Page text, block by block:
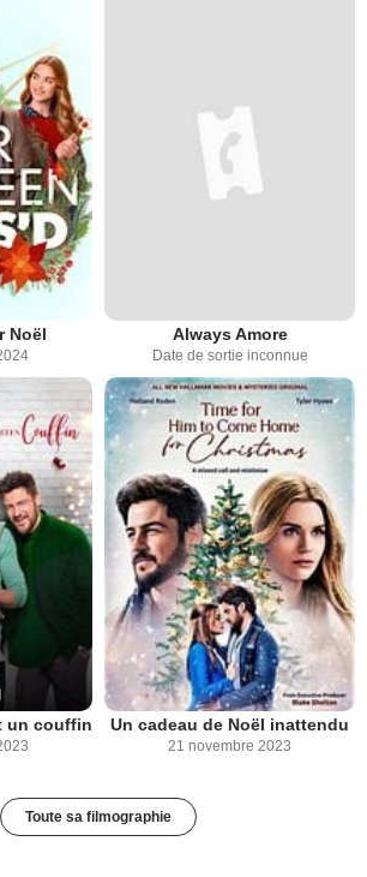
Noël Always Amore
Date de sortie inconnue
un couffin Un cadeau de Noël inattendu
21 novembre 2023
Toute sa filmographie